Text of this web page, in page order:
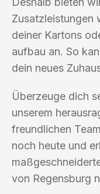
Zusatzleistungen
deiner Kartons
aufbau an. So
dein neues
Überzeuge dich
unserem
freundlichen
noch heute und
von Regensburg